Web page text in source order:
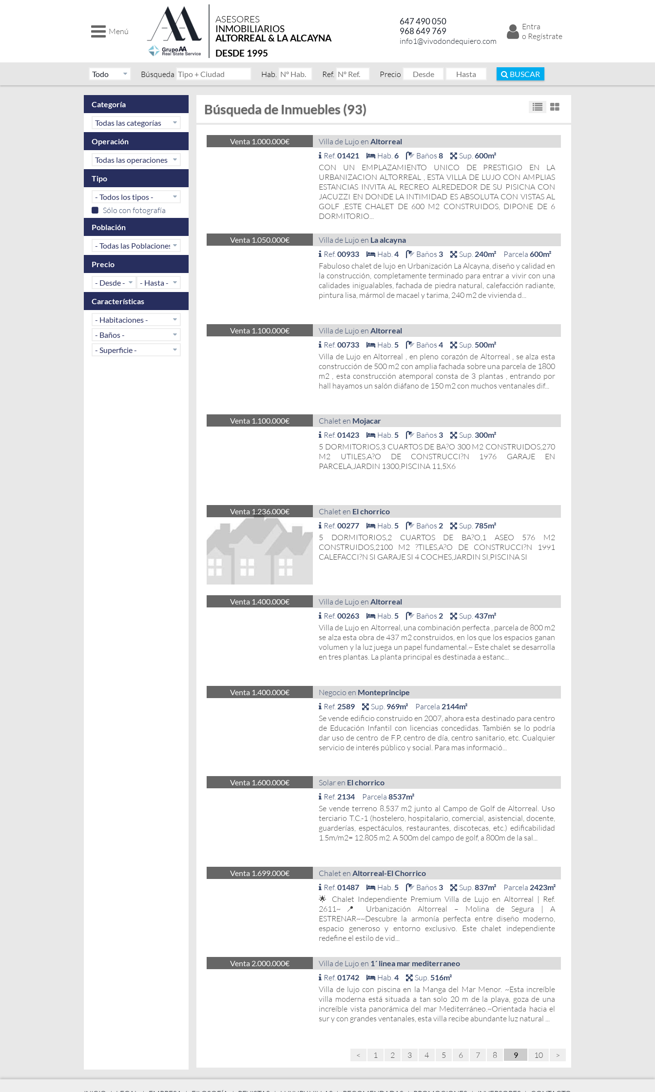
Menú
ASESORES
INMOBILIARIOS
ALTORREAL & LA ALCAYNA
DESDE 1995
647 490 050
968 649 769
info1@vivodondequiero.com
Entra
o Regístrate
Búsqueda Hab. Ref. Precio BUSCAR
Categoría
Operación
Tipo
Sólo con fotografía
Población
Precio
Características
Búsqueda de Inmuebles (93)
Venta 1.000.000€ Villa de Lujo enAltorreal
Ref.01421 Hab.6 Baños8 Sup.600m²
CON UN EMPLAZAMIENTO UNICO DE PRESTIGIO EN LA
URBANIZACION ALTORREAL , ESTA VILLA DE LUJO CON AMPLIAS
ESTANCIAS INVITA AL RECREO ALREDEDOR DE SU PISICNA CON
JACUZZI EN DONDE LA INTIMIDAD ES ABSOLUTA CON VISTAS AL
GOLF ,ESTE CHALET DE 600 M2 CONSTRUIDOS, DIPONE DE 6
DORMITORIO...
Venta 1.050.000€ Villa de Lujo en La alcayna
Ref.00933 Hab.4 Baños 3 Sup.240m² Parcela600m²
Fabuloso chalet de lujo en Urbanización La Alcayna, diseño y calidad en
la construcción, completamente terminado para entrar a vivir con una
calidades inigualables, fachada de piedra natural, calefacción radiante,
pintura lisa, mármol de macael y tarima, 240 m2 de vivienda d...
Venta 1.100.000€ Villa de Lujo enAltorreal
Ref.00733 Hab.5 Baños4 Sup.500m²
Villa de Lujo en Altorreal , en pleno corazón de Altorreal , se alza esta
construcción de 500 m2 con amplia fachada sobre una parcela de 1800
m2 , esta construcción atemporal consta de 3 plantas , entrando por
hall hayamos un salón diáfano de 150 m2 con muchos ventanales dif...
Venta 1.100.000€ Chalet en Mojacar
Ref.01423 Hab.5 Baños 3 Sup. 300m²
5 DORMITORIOS,3 CUARTOS DE BA?O 300 M2 CONSTRUIDOS,270
M2 UTILES,A?O DE CONSTRUCCI?N 1976 GARAJE EN
PARCELA,JARDIN 1300,PISCINA 11,5X6
Venta 1.236.000€ Chalet en El chorrico
Ref.00277 Hab.5 Baños 2 Sup.785m²
5 DORMITORIOS,2 CUARTOS DE BA?O,1 ASEO 576 M2
CONSTRUIDOS,2100 M2 ?TILES,A?O DE CONSTRUCCI?N 1991
CALEFACCI?N SI GARAJE SI 4 COCHES,JARDIN SI,PISCINA SI
Venta 1.400.000€ Villa de Lujo enAltorreal
Ref.00263 Hab.5 Baños2 Sup.437m²
Villa de Lujo en Altorreal, una combinación perfecta , parcela de 800 m2
se alza esta obra de 437 m2 construidos, en los que los espacios ganan
volumen y la luz juega un papel fundamental.~ Este chalet se desarrolla
en tres plantas. La planta principal es destinada a estanc...
Venta 1.400.000€ Negocio en Monteprincipe
Ref. 2589 Sup. 969m² Parcela 2144m²
Se vende edificio construido en 2007, ahora esta destinado para centro
de Educación Infantil con licencias concedidas. También se lo podría
dar uso de centro de F.P, centro de día, centro sanitario, etc. Cualquier
servicio de interés público y social. Para mas informació...
Venta 1.600.000€ Solar en El chorrico
Ref.2134 Parcela8537m²
Se vende terreno 8.537 m2 junto al Campo de Golf de Altorreal. Uso
terciario T.C.-1 (hostelero, hospitalario, comercial, asistencial, docente,
guarderías, espectáculos, restaurantes, discotecas, etc.) edificabilidad
1.5m/m2= 12.805 m2. A 500m del campo de golf, a 800m de la sal...
Venta 1.699.000€ Chalet enAltorreal-El Chorrico
Ref.01487 Hab.5 Baños 3 Sup.837m² Parcela 2423m²
🌟 Chalet Independiente Premium Villa de Lujo en Altorreal | Ref.
2611~📍 Urbanización Altorreal – Molina de Segura | A
ESTRENAR~~Descubre la armonía perfecta entre diseño moderno,
espacio generoso y entorno exclusivo. Este chalet independiente
redefine el estilo de vid...
Venta 2.000.000€ Villa de Lujo en 1´ linea mar mediterraneo
Ref.01742 Hab.4 Sup.516m²
Villa de lujo con piscina en la Manga del Mar Menor. ~Esta increíble
villa moderna está situada a tan solo 20 m de la playa, goza de una
increíble vista panorámica del mar Mediterráneo.~Orientada hacia el
sur y con grandes ventanales, esta villa recibe abundante luz natural ...
< 1 2 3 4 5 6 7 8 10 >